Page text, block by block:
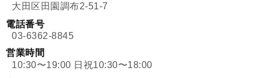
大田区田園調布2-51-7
電話番号
03-6362-8845
営業時間
10:30〜19:00 日祝10:30〜18:00